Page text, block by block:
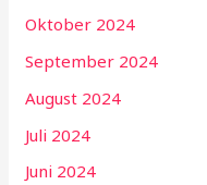
Oktober 2024
September 2024
August 2024
Juli 2024
Juni 2024